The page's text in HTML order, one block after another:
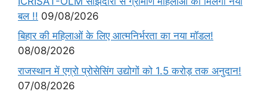
बल !! 09/08/2026
बिहार की महिलाओं के लिए आत्मनिर्भरता का नया मॉडल!
08/08/2026
राजस्थान में एग्रो प्रोसेसिंग उद्योगों को 1.5 करोड़ तक अनुदान!
07/08/2026